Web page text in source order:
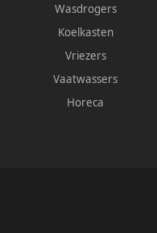
Wasdrogers
Koelkasten
Vriezers
Vaatwassers
Horeca